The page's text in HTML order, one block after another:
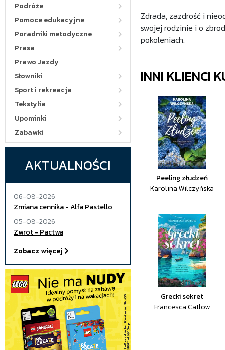
Podróże
Pomoce edukacyjne
Poradniki metodyczne
Prasa
Prawo Jazdy
Słowniki
Sport i rekreacja
Tekstylia
Upominki
Zabawki
AKTUALNOŚCI
06-08-2026
Zmiana cennika - Alfa Pastello
05-08-2026
Zwrot - Pactwa
Zobacz więcej
Zdrada, zazdrość i
swojej rodzinie i o
pokoleniach.
INNI KLIENCI
Peeling złudzeń
Karolina Wilczyńska
Grecki sekret
Francesca Catlow